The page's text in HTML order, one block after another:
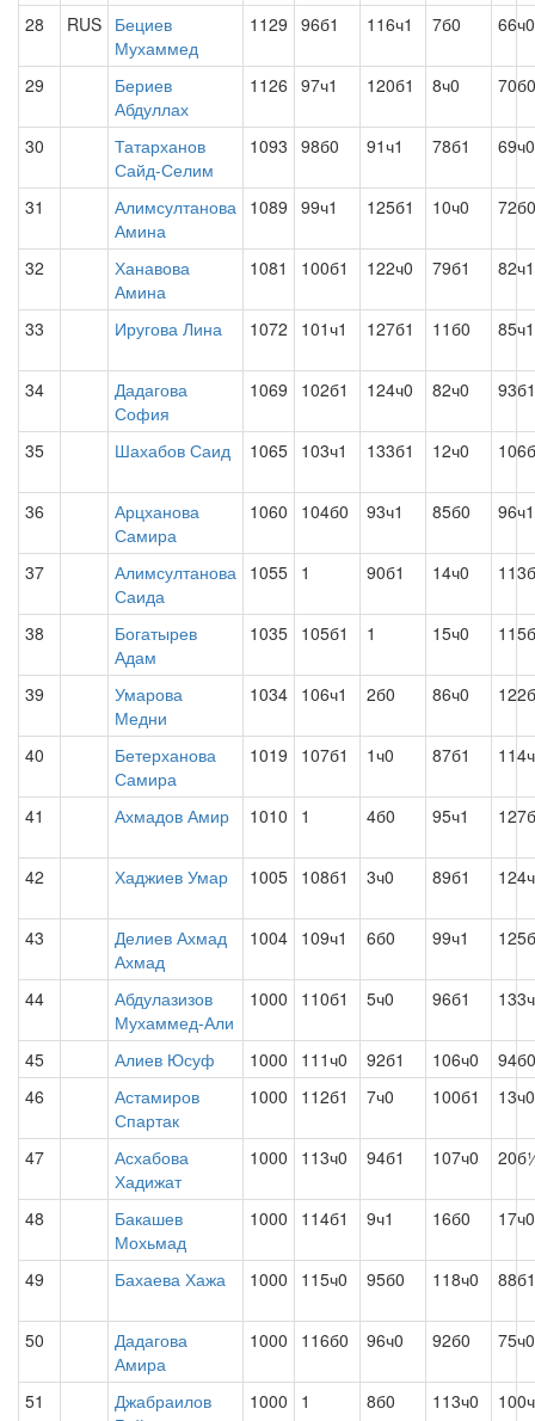
28 RUS Бециев
Мухаммед
1129 96б1 116ч1 7б0 66ч0
29
Бериев
Абдуллах
1126 97ч1 120б1 8ч0 70б0
30
Татарханов
Сайд-Селим
1093 98б0 91ч1 78б1 69ч0
31
Алимсултанова
Амина
1089 99ч1 125б1 10ч0 72б0
32
Ханавова
Амина
1081 100б1 122ч0 79б1 82ч1
33 Иругова Лина 1072 101ч1 127б1 11б0 85ч1
34
Дадагова
София
1069 102б1 124ч0 82ч0 93б1
35 Шахабов Саид 1065 103ч1 133б1 12ч0
36
Арцханова
Самира
1060 104б0 93ч1 85б0 96ч1
37
Алимсултанова
Саида
1055 1 90б1 14ч0
38
Богатырев
Адам
1035 105б1 1 15ч0
39
Умарова
Медни
1034 106ч1 2б0 86ч0
40
Бетерханова
Самира
1019 107б1 1ч0 87б1
41 Ахмадов Амир 1010 1 4б0 95ч1
42 Хаджиев Умар 1005 108б1 3ч0 89б1
43
Делиев Ахмад
Ахмад
1004 109ч1 6б0 99ч1
44
Абдулазизов
Мухаммед-Али
1000 110б1 5ч0 96б1
45 Алиев Юсуф 1000 111ч0 92б1 106ч0
94б0
46
Астамиров
Спартак
1000 112б1 7ч0 100б1 13ч0
47
Асхабова
Хадижат
1000 113ч0 94б1 107ч0
48
Бакашев
Мохьмад
1000 114б1 9ч1 16б0 17ч0
49 Бахаева Хажа 1000 115ч0 95б0 118ч0 88б1
50
Дадагова
Амира
1000 116б0 96ч0 92б0 75ч0
51
Джабраилов
1000 1 8б0 113ч0